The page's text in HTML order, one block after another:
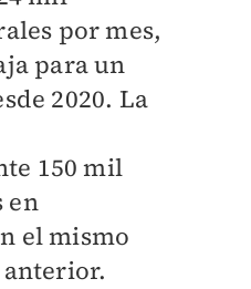
por mes,
para un
2020. La
150 mil
en
el mismo